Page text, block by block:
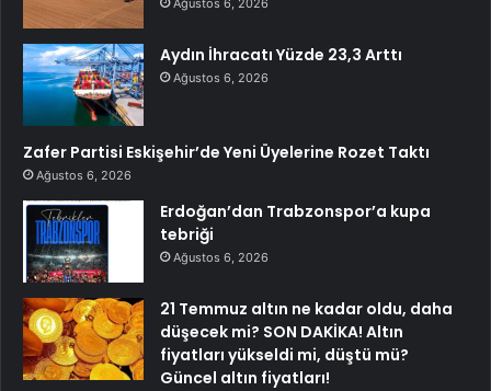
Ağustos 6, 2026
Aydın İhracatı Yüzde 23,3 Arttı
Ağustos 6, 2026
Zafer Partisi Eskişehir’de Yeni Üyelerine Rozet Taktı
Ağustos 6, 2026
Erdoğan’dan Trabzonspor’a kupa
tebriği
Ağustos 6, 2026
21 Temmuz altın ne kadar oldu, daha
düşecek mi? SON DAKİKA! Altın
fiyatları yükseldi mi, düştü mü?
Güncel altın fiyatları!